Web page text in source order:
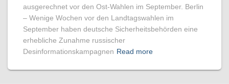
ausgerechnet vor den Ost-Wahlen im September. Berlin
– Wenige Wochen vor den Landtagswahlen im
September haben deutsche Sicherheitsbehörden eine
erhebliche Zunahme russischer
Desinformationskampagnen Read more